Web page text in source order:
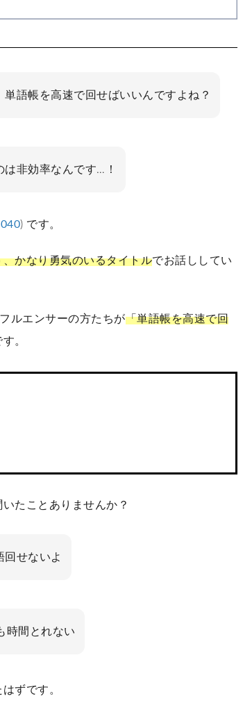
単語帳を高速で回せばいいんですよね？
非効率なんです…！
) です。
かなり勇気のいるタイトルでお話ししてい
ルエンサーの方たちが「単語帳を高速で回
。
たことありませんか？
回せないよ
時間とれない
ずです。